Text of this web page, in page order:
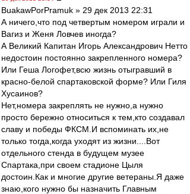
BuakawPorPramuk » 29 дек 2013 22:31
А ничего,что под четвертым номером играли и
Вагиз и Женя Ловчев иногда?
А Великий Капитан Игорь Александрович Нетто
недостоин постоянно закрепленного номера?
Или Геша Логофет,всю жизнь отыгравший в
красно-белой спартаковской форме? Или Гиля
Хусаинов?
Нет,номера закреплять не нужно,а нужно
просто бережно относиться к тем,кто создавал
славу и победы ФКСМ.И вспоминать их,не
только тогда,когда уходят из жизни....Вот
отдельного стенда в будущем музее
Спартака,при своем стадионе Цыля
достоин.Как и многие другие ветераны.Я даже
знаю,кого нужно бы назначить Главным